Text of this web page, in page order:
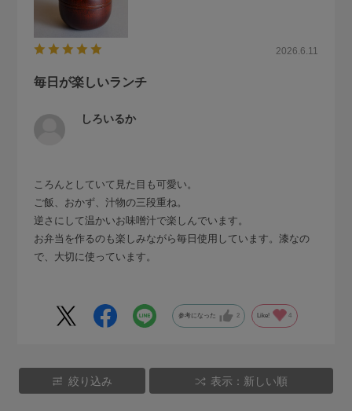
2026.6.11
毎日が楽しいランチ
しろいるか
ころんとしていて見た目も可愛い。
ご飯、おかず、汁物の三段重ね。
逆さにして温かいお味噌汁で楽しんでいます。
お弁当を作るのも楽しみながら毎日使用しています。漆なの
で、大切に使っています。
参考になった 2 Like! 4
絞り込み 表示：新しい順